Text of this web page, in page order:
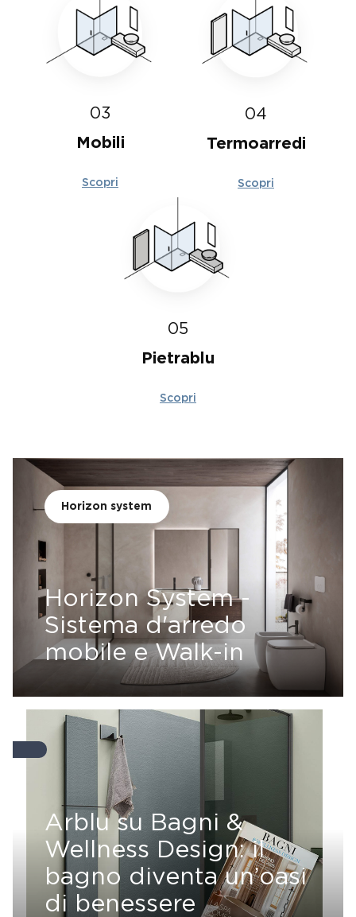
03
Mobili
Scopri
04
Termoarredi
Scopri
05
Pietrablu
Scopri
Horizon system
Horizon System -
Sistema d'arredo
mobile e Walk-in
Arblu su Bagni &
Wellness Design: il
bagno diventa un’oasi
di benessere